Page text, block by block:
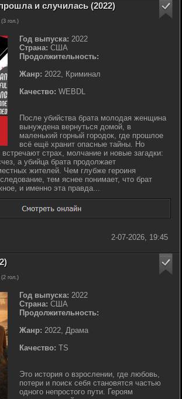
(3 гол.)
и случилась (2022)
Год выпуска: 2022
Страна: США
Продолжительность:
Жанр: 2022, Криминал
Качество: WEBDL
После убийства брата молодая женщина
вынуждена вернуться домой, в
маленький горный городок, где прошлое
всё ещё хранит опасные тайны. Но
встречают страх, молчание и новые загадки:
а убийца брата продолжает
жителей. Чем глубже героиня
тем яснее понимает, что брат
и именно эта правда...
2-07-2026, 19:45
(2 гол.)
Год выпуска: 2022
Страна: США
Продолжительность:
Жанр: 2022, Драма
Качество: TS
Это история о взрослении, где любовь,
потери и поиск себя становятся частью
одного непростого пути. Героям